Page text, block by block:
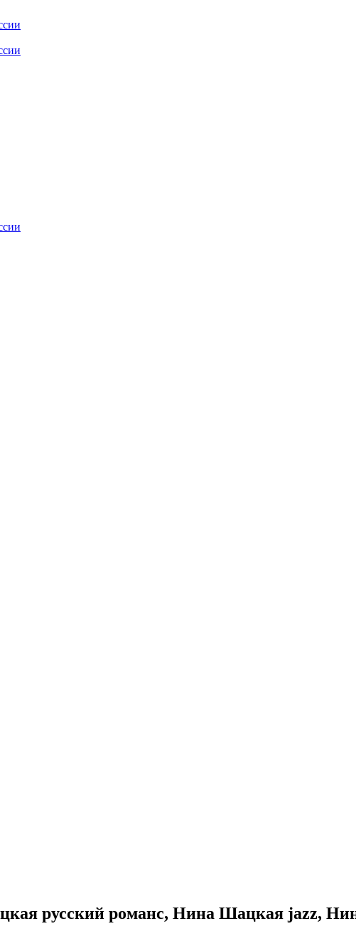
русский романс, Нина Шацкая jazz,